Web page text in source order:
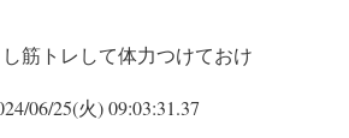
筋トレして体力つけておけ
06/25(火) 09:03:31.37